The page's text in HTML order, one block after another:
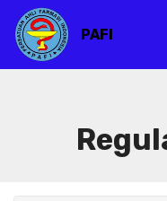
PAFI